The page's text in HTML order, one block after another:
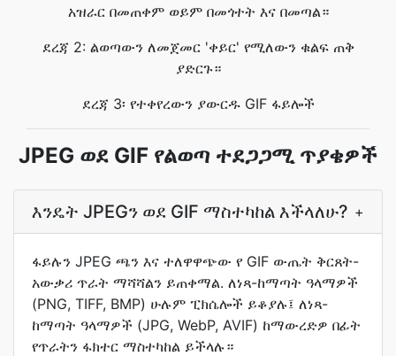
አዝራር በመጠቀም ወይም በመጎተት እና በመጣል።
ደረጃ 2: ልወጣውን ለመጀመር 'ቀይር' የሚለውን ቁልፍ ጠቅ
ያድርጉ።
ደረጃ 3፡ የተቀየረውን ያውርዱ GIF ፋይሎች
JPEG ወደ GIF የልወጣ ተደጋጋሚ ጥያቄዎች
እንዴት JPEGን ወደ GIF ማስተካከል እችላለሁ? +
ፋይሉን JPEG ጫን እና ተለዋዋጭው የ GIF ውጤት ቅርጸት-
አውቃሪ ጥራት ማሻሻልን ይጠቀማል. ለነጻ-ከማጣት ዓላማዎች
(PNG, TIFF, BMP) ሁሉም ፒክሴሎች ይቆያሉ፤ ለነጻ-
ከማጣት ዓላማዎች (JPG, WebP, AVIF) ከማውረድዎ በፊት
የጥራትን ፋክተር ማስተካከል ይችላሉ።